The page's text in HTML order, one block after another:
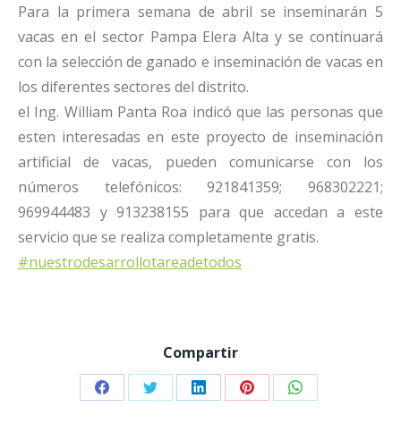
Para la primera semana de abril se inseminarán 5
vacas en el sector Pampa Elera Alta y se continuará
con la selección de ganado e inseminación de vacas en
los diferentes sectores del distrito.
el Ing. William Panta Roa indicó que las personas que
esten interesadas en este proyecto de inseminación
artificial de vacas, pueden comunicarse con los
números telefónicos: 921841359; 968302221;
969944483 y 913238155 para que accedan a este
servicio que se realiza completamente gratis.
#nuestrodesarrollotareadetodos
Compartir
Share Share Share Share Share